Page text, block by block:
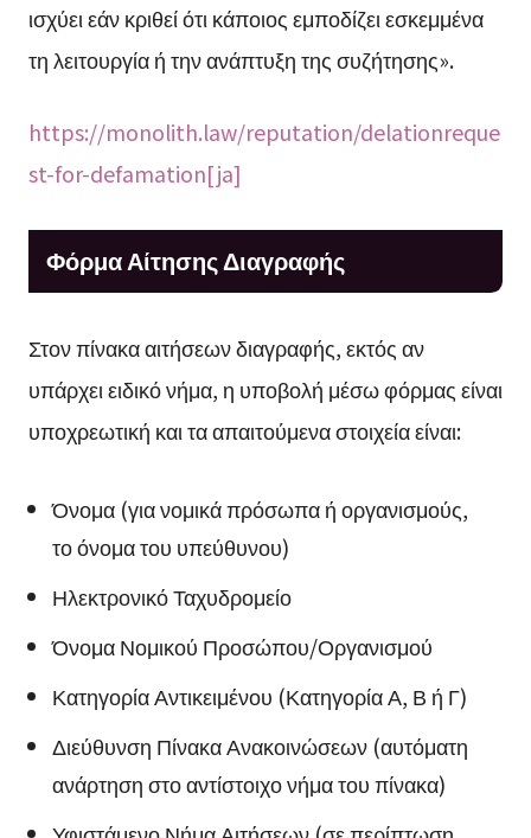
ισχύει εάν κριθεί ότι κάποιος εμποδίζει εσκεμμένα
τη λειτουργία ή την ανάπτυξη της συζήτησης».
https://monolith.law/reputation/delationreque
st-for-defamation[ja]
Φόρμα Αίτησης Διαγραφής
Στον πίνακα αιτήσεων διαγραφής, εκτός αν
υπάρχει ειδικό νήμα, η υποβολή μέσω φόρμας είναι
υποχρεωτική και τα απαιτούμενα στοιχεία είναι:
Όνομα (για νομικά πρόσωπα ή οργανισμούς,
το όνομα του υπεύθυνου)
Ηλεκτρονικό Ταχυδρομείο
Όνομα Νομικού Προσώπου/Οργανισμού
Κατηγορία Αντικειμένου (Κατηγορία Α, Β ή Γ)
Διεύθυνση Πίνακα Ανακοινώσεων (αυτόματη
ανάρτηση στο αντίστοιχο νήμα του πίνακα)